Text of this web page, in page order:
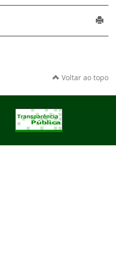
Voltar ao topo